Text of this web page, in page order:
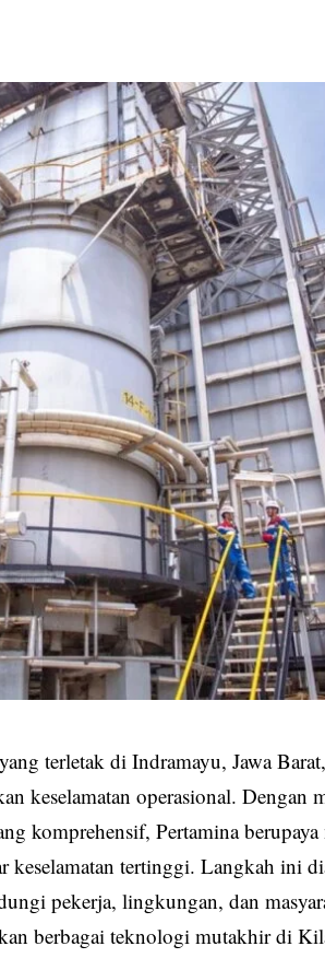
terletak di Indramayu, Jawa
keselamatan operasional. Dengan
komprehensif, Pertamina
keselamatan tertinggi. Langkah ini
pekerja, lingkungan, dan
berbagai teknologi mutakhir di